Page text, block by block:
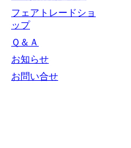
フェアトレードショ
ップ
Ｑ＆Ａ
お知らせ
お問い合せ